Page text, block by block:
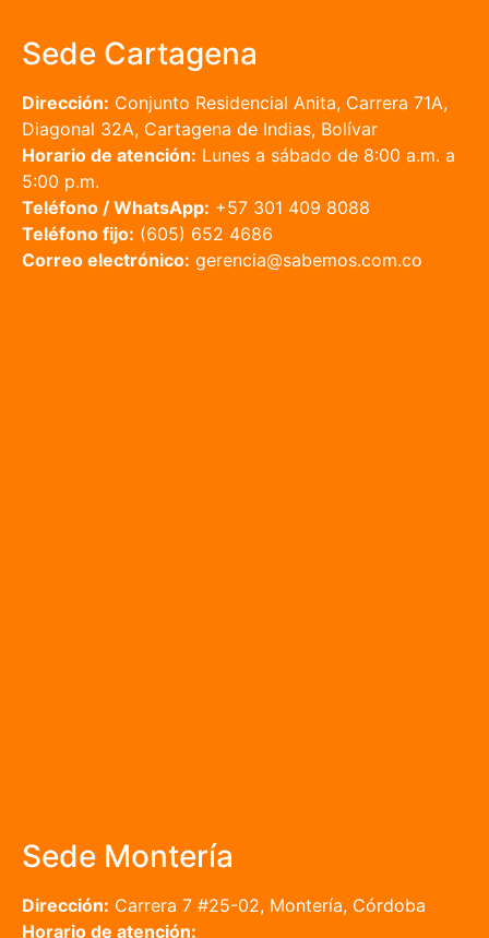
Sede Cartagena
Dirección: Conjunto Residencial Anita, Carrera 71A,
Diagonal 32A, Cartagena de Indias, Bolívar
Horario de atención: Lunes a sábado de 8:00 a.m. a
5:00 p.m.
Teléfono / WhatsApp: +57 301 409 8088
Teléfono fijo: (605) 652 4686
Correo electrónico: gerencia@sabemos.com.co
Sede Montería
Dirección: Carrera 7 #25-02, Montería, Córdoba
Horario de atención: